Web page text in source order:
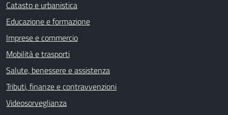
Catasto e urbanistica
Educazione e formazione
Imprese e commercio
Mobilità e trasporti
Salute, benessere e assistenza
Tributi, finanze e contravvenzioni
Videosorveglianza